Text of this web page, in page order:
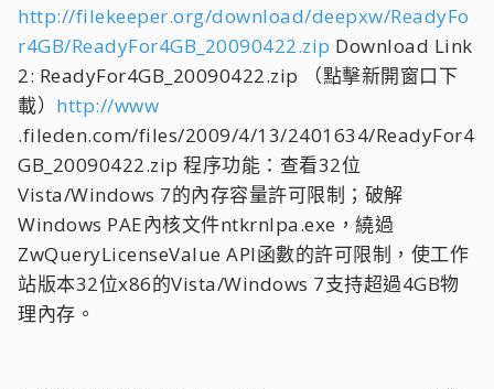
http://filekeeper.org/download/deepxw/ReadyFo
r4GB/ReadyFor4GB_20090422.zip Download Link
2: ReadyFor4GB_20090422.zip （點擊新開窗口下
載） http://www
.fileden.com/files/2009/4/13/2401634/ReadyFor4
GB_20090422.zip 程序功能：查看32位
Vista/Windows 7的內存容量許可限制；破解
Windows PAE內核文件ntkrnlpa.exe，繞過
ZwQueryLicenseValue API函數的許可限制，使工作
站版本32位x86的Vista/Windows 7支持超過4GB物
理內存。